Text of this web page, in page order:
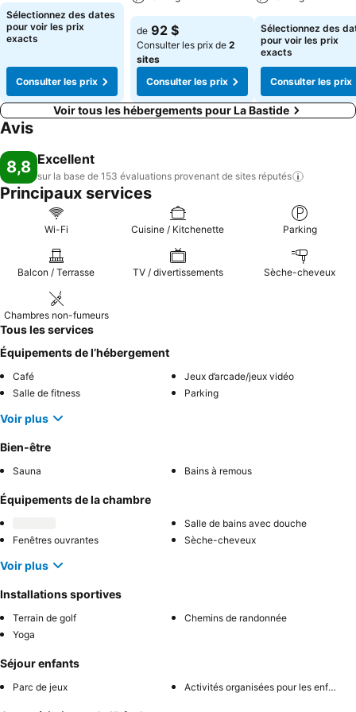
prendre le temps de vous accueillir le jour de votre arrivée (activités,
restaurants et festivités en cours) Nous habitons la maison, et
restons disponibles si vous avez besoin de conseils & suggestions
tout au long de votre séjour chez nous Nous habitons un petit lieu
dit : le Touart grangon, plus précisément dans une petite impasse
qui donne à 200m de chez nous sur les champs et la rivière de
l'Artuby... on s'y baigne l'été! Pour les boulistes amateurs, sur notre
chemin, vous aurez un terrain de boules à disposition! Nous
séjours au Bois Faé sont de minimum 2 nuitées. Nous proposons des
tarifs réduits pour les séjours de 4 et 7 nuitées.
Sélectionnez des dates
pour voir les prix
exacts
Consulter les prix
de 92 $
Consulter les prix de 2
sites
Consulter les prix
Sélectionnez des
pour voir les prix
exacts
Consulter les prix
Voir tous les hébergements pour La Bastide
Avis
8,8 Excellent
sur la base de 153 évaluations provenant de sites réputés
Principaux services
Wi-Fi Cuisine / Kitchenette Parking
Balcon / Terrasse TV / divertissements Sèche-cheveux
Chambres non-fumeurs
Tous les services
Équipements de l’hébergement
Café
Jeux d’arcade/jeux vidéo
Salle de fitness
Parking
Voir plus
Bien-être
Sauna Bains à remous
Équipements de la chambre
Salle de bains avec douche
Fenêtres ouvrantes
Sèche-cheveux
Voir plus
Installations sportives
Terrain de golf
Chemins de randonnée
Yoga
Séjour enfants
Parc de jeux Activités organisées pour les enfants